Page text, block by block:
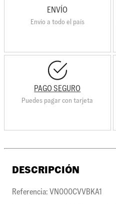
ENVÍO
Envio a todo el país
PAGO SEGURO
Puedes pagar con tarjeta
DESCRIPCIÓN
Referencia: VN000CVVBKA1